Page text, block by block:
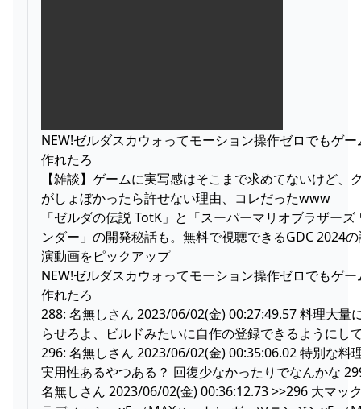
NEW!ゼルダスカウォってモーション操作ゼロでもゲー
作れたろ
【雑談】ゲームに実写感はそこまで求めてないけど、
がしょぼかったら許せない理由、コレだったwww
「ゼルダの伝説 TotK」と「スーパーマリオブラザーズ
ンダー」の開発秘話も。無料で視聴できるGDC 2024
演動画をピックアップ
NEW!ゼルダスカウォってモーション操作ゼロでもゲー
作れたろ
288: 名無しさん 2023/06/02(金) 00:27:49.57 料理大量
らせろよ、ビルドみたいに自作の登録できるようにし
296: 名無しさん 2023/06/02(金) 00:35:06.02 特別な料
実用性あるやつある？ 回復少なかったりでなんかな
名無しさん 2023/06/02(金) 00:36:12.73 >>296 大マッ